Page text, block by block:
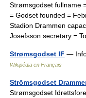
Strømsgodset fullname
= Godset founded =
Stadion Drammen
Josefsson secretary =
Strømsgodset IF —
Wikipédia en Français
Strömsgodset
Strømsgodset